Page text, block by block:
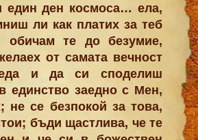
един ден космоса… ела,
ли как платих за теб
обичам те до безумие,
от самата вечност
и да си споделиш
единство заедно с Мен,
не се безпокой за това,
бъди щастлива, че те